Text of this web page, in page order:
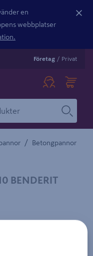
en
webbplatser
Företag / Privat
/ Betongpannor
BENDERIT